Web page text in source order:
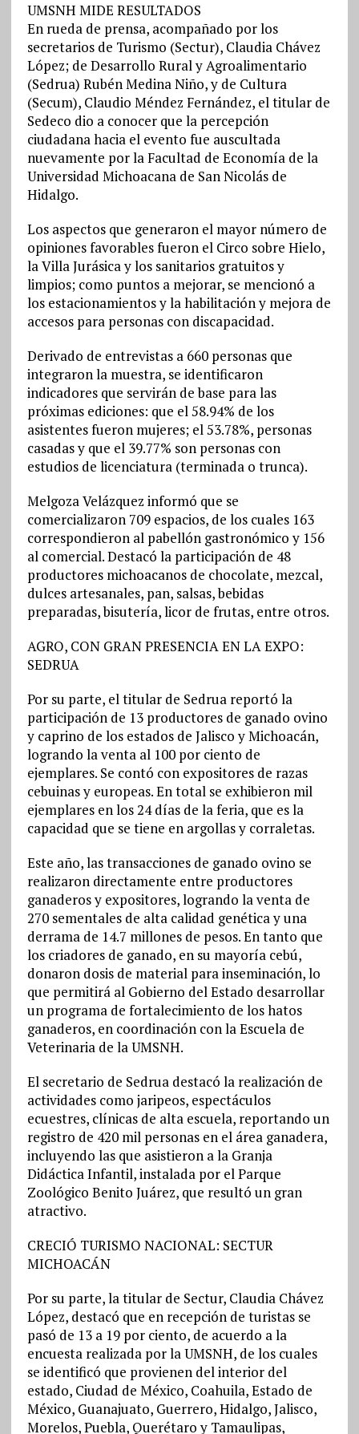
UMSNH MIDE RESULTADOS
En rueda de prensa, acompañado por los
secretarios de Turismo (Sectur), Claudia Chávez
López; de Desarrollo Rural y Agroalimentario
(Sedrua) Rubén Medina Niño, y de Cultura
(Secum), Claudio Méndez Fernández, el titular de
Sedeco dio a conocer que la percepción
ciudadana hacia el evento fue auscultada
nuevamente por la Facultad de Economía de la
Universidad Michoacana de San Nicolás de
Hidalgo.
Los aspectos que generaron el mayor número de
opiniones favorables fueron el Circo sobre Hielo,
la Villa Jurásica y los sanitarios gratuitos y
limpios; como puntos a mejorar, se mencionó a
los estacionamientos y la habilitación y mejora de
accesos para personas con discapacidad.
Derivado de entrevistas a 660 personas que
integraron la muestra, se identificaron
indicadores que servirán de base para las
próximas ediciones: que el 58.94% de los
asistentes fueron mujeres; el 53.78%, personas
casadas y que el 39.77% son personas con
estudios de licenciatura (terminada o trunca).
Melgoza Velázquez informó que se
comercializaron 709 espacios, de los cuales 163
correspondieron al pabellón gastronómico y 156
al comercial. Destacó la participación de 48
productores michoacanos de chocolate, mezcal,
dulces artesanales, pan, salsas, bebidas
preparadas, bisutería, licor de frutas, entre otros.
AGRO, CON GRAN PRESENCIA EN LA EXPO:
SEDRUA
Por su parte, el titular de Sedrua reportó la
participación de 13 productores de ganado ovino
y caprino de los estados de Jalisco y Michoacán,
logrando la venta al 100 por ciento de
ejemplares. Se contó con expositores de razas
cebuinas y europeas. En total se exhibieron mil
ejemplares en los 24 días de la feria, que es la
capacidad que se tiene en argollas y corraletas.
Este año, las transacciones de ganado ovino se
realizaron directamente entre productores
ganaderos y expositores, logrando la venta de
270 sementales de alta calidad genética y una
derrama de 14.7 millones de pesos. En tanto que
los criadores de ganado, en su mayoría cebú,
donaron dosis de material para inseminación, lo
que permitirá al Gobierno del Estado desarrollar
un programa de fortalecimiento de los hatos
ganaderos, en coordinación con la Escuela de
Veterinaria de la UMSNH.
El secretario de Sedrua destacó la realización de
actividades como jaripeos, espectáculos
ecuestres, clínicas de alta escuela, reportando un
registro de 420 mil personas en el área ganadera,
incluyendo las que asistieron a la Granja
Didáctica Infantil, instalada por el Parque
Zoológico Benito Juárez, que resultó un gran
atractivo.
CRECIÓ TURISMO NACIONAL: SECTUR
MICHOACÁN
Por su parte, la titular de Sectur, Claudia Chávez
López, destacó que en recepción de turistas se
pasó de 13 a 19 por ciento, de acuerdo a la
encuesta realizada por la UMSNH, de los cuales
se identificó que provienen del interior del
estado, Ciudad de México, Coahuila, Estado de
México, Guanajuato, Guerrero, Hidalgo, Jalisco,
Morelos, Puebla, Querétaro y Tamaulipas,